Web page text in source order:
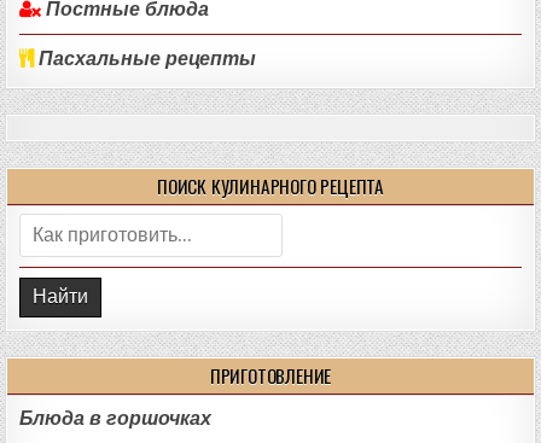
Постные блюда
Пасхальные рецепты
ПОИСК КУЛИНАРНОГО РЕЦЕПТА
Поиск:
ПРИГОТОВЛЕНИЕ
Блюда в горшочках